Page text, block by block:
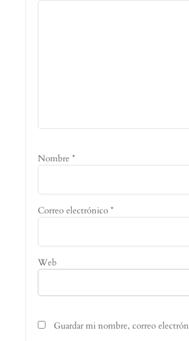
Nombre *
Correo electrónico *
Web
Guardar mi nombre, correo